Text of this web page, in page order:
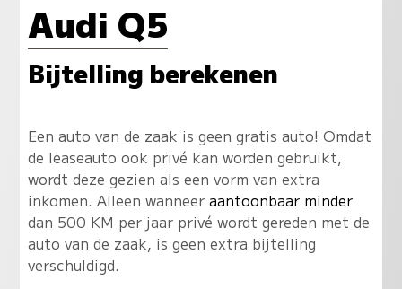
Audi Q5
Bijtelling berekenen
Een auto van de zaak is geen gratis auto! Omdat
de leaseauto ook privé kan worden gebruikt,
wordt deze gezien als een vorm van extra
inkomen. Alleen wanneer aantoonbaar minder
dan 500 KM per jaar privé wordt gereden met de
auto van de zaak, is geen extra bijtelling
verschuldigd.